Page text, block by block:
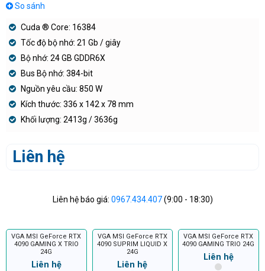
So sánh
Cuda ® Core: 16384
Tốc độ bộ nhớ: 21 Gb / giây
Bộ nhớ: 24 GB GDDR6X
Bus Bộ nhớ: 384-bit
Nguồn yêu cầu: 850 W
Kích thước: 336 x 142 x 78 mm
Khối lượng: 2413g / 3636g
Liên hệ
Liên hệ báo giá: 0967.434.407(9:00 - 18:30)
VGA MSI GeForce RTX
4090 GAMING X TRIO
24G
Liên hệ
VGA MSI GeForce RTX
4090 SUPRIM LIQUID X
24G
Liên hệ
VGA MSI GeForce RTX
4090 GAMING TRIO 24G
Liên hệ